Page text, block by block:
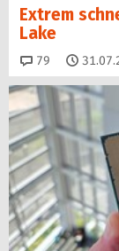
Extrem
Lake
79